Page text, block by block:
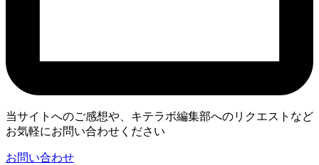
当サイトへのご感想や、キテラボ編集部へのリクエストなど
お気軽にお問い合わせください
お問い合わせ